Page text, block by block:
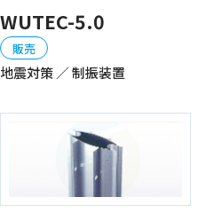
WUTEC-5.0
販売
地震対策 ／ 制振装置